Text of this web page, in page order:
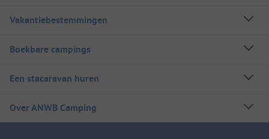
Vakantiebestemmingen
Boekbare campings
Een stacaravan huren
Over ANWB Camping